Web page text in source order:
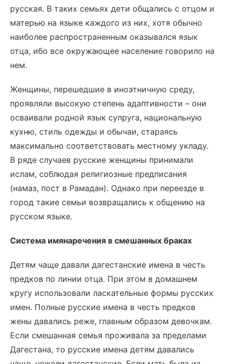
русская. В таких семьях дети общались с отцом и
матерью на языке каждого из них, хотя обычно
наиболее распространенным оказывался язык
отца, ибо все окружающее население говорило на
нем.
Женщины, перешедшие в иноэтничную среду,
проявляли высокую степень адаптивности – они
осваивали родной язык супруга, национальную
кухню, стиль одежды и обычаи, стараясь
максимально соответствовать местному укладу.
В ряде случаев русские женщины принимали
ислам, соблюдая религиозные предписания
(намаз, пост в Рамадан). Однако при переезде в
город такие семьи возвращались к общению на
русском языке.
Система имянаречения в смешанных браках
Детям чаще давали дагестанские имена в честь
предков по линии отца. При этом в домашнем
кругу использовали ласкательные формы русских
имен. Полные русские имена в честь предков
жены давались реже, главным образом девочкам.
Если смешанная семья проживала за пределами
Дагестана, то русские имена детям давались